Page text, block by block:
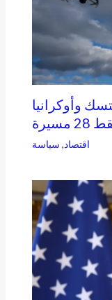
وأوكرانيا
مسيرة
اقتصاد, سياسة